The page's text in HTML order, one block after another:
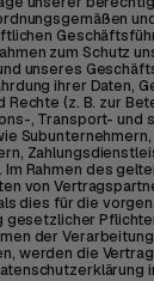
zum Schutz
unseres
ihrer Daten,
Rechte (z. B. zur
, Transport- und
Rahmen des
von
dies für die
gesetzlicher
der
werden die